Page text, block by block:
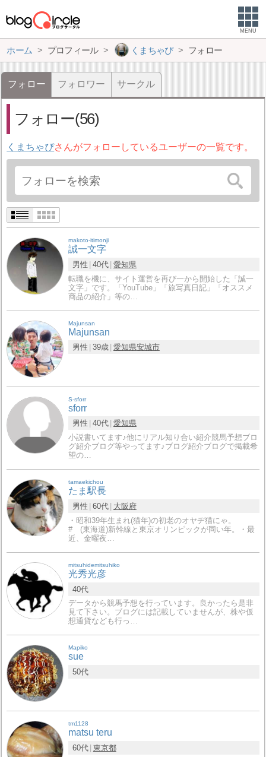
MENU
ホーム プロフィール くまちゃぴ フォロー
フォロー フォロワー サークル
フォロー(56)
くまちゃぴさんがフォローしているユーザーの一覧です。
makoto-itimonji
誠一文字
男性 40代 愛知県
転職を機に、サイト運営を再び一から開始した「誠一
文字」です。「YouTube」「旅写真日記」「オススメ
商品の紹介」等の…
Majunsan
Majunsan
男性 39歳 愛知県安城市
S-sforr
sforr
男性 40代 愛知県
小説書いてます♪他にリアル知り合い紹介競馬予想ブロ
グ紹介ブログ等やってます♪ブログ紹介ブログで掲載希
望の…
tamaekichou
たま駅長
男性 60代
大阪府
・昭和39年生まれ(猫年)の初老のオヤヂ猫にゃ。
# (東海道)新幹線と東京オリンピックが同い年。・最
近、金曜夜…
mitsuhidemitsuhiko
光秀光彦
40代
データから競馬予想を行っています。良かったら是非
見て下さい。ブログには記載していませんが、株や仮
想通貨なども行っ…
Mapiko
sue
50代
tm1128
matsu teru
60代 東京都